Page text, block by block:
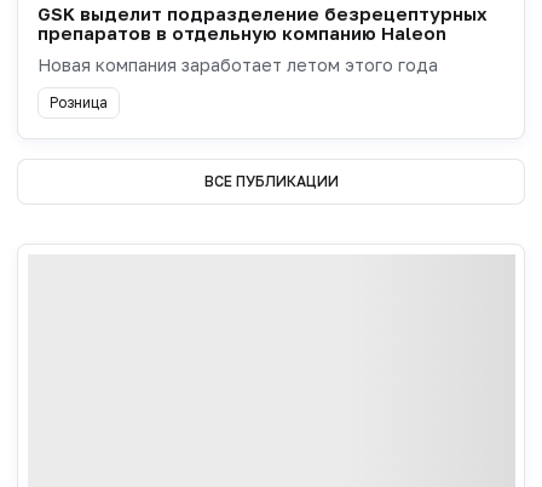
GSK выделит подразделение безрецептурных
препаратов в отдельную компанию Haleon
Новая компания заработает летом этого года
Розница
ВСЕ ПУБЛИКАЦИИ